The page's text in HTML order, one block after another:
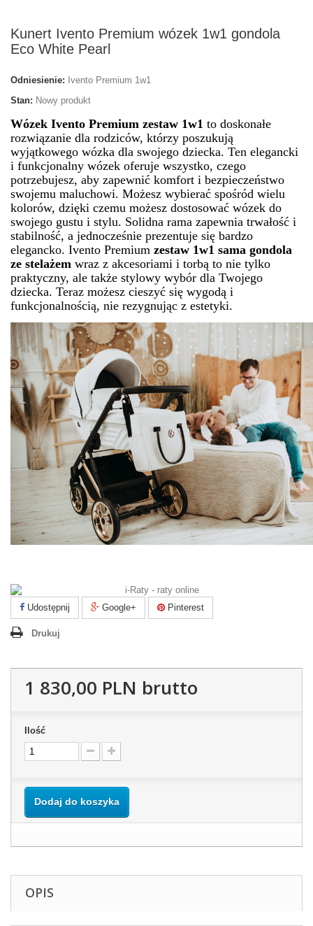
Kunert Ivento Premium wózek 1w1 gondola
Eco White Pearl
Odniesienie: Ivento Premium 1w1
Stan: Nowy produkt
Wózek Ivento Premium zestaw 1w1 to doskonałe
rozwiązanie dla rodziców, którzy poszukują
wyjątkowego wózka dla swojego dziecka. Ten elegancki
i funkcjonalny wózek oferuje wszystko, czego
potrzebujesz, aby zapewnić komfort i bezpieczeństwo
swojemu maluchowi. Możesz wybierać spośród wielu
kolorów, dzięki czemu możesz dostosować wózek do
swojego gustu i stylu. Solidna rama zapewnia trwałość i
stabilność, a jednocześnie prezentuje się bardzo
elegancko. Ivento Premium zestaw 1w1 sama gondola
ze stelażem wraz z akcesoriami i torbą to nie tylko
praktyczny, ale także stylowy wybór dla Twojego
dziecka. Teraz możesz cieszyć się wygodą i
funkcjonalnością, nie rezygnując z estetyki.
Udostępnij Google+ Pinterest
Drukuj
1 830,00 PLN brutto
Ilość
Dodaj do koszyka
OPIS